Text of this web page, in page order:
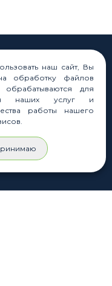
наш сайт, Вы
обработку файлов
для
наших услуг и
работы нашего